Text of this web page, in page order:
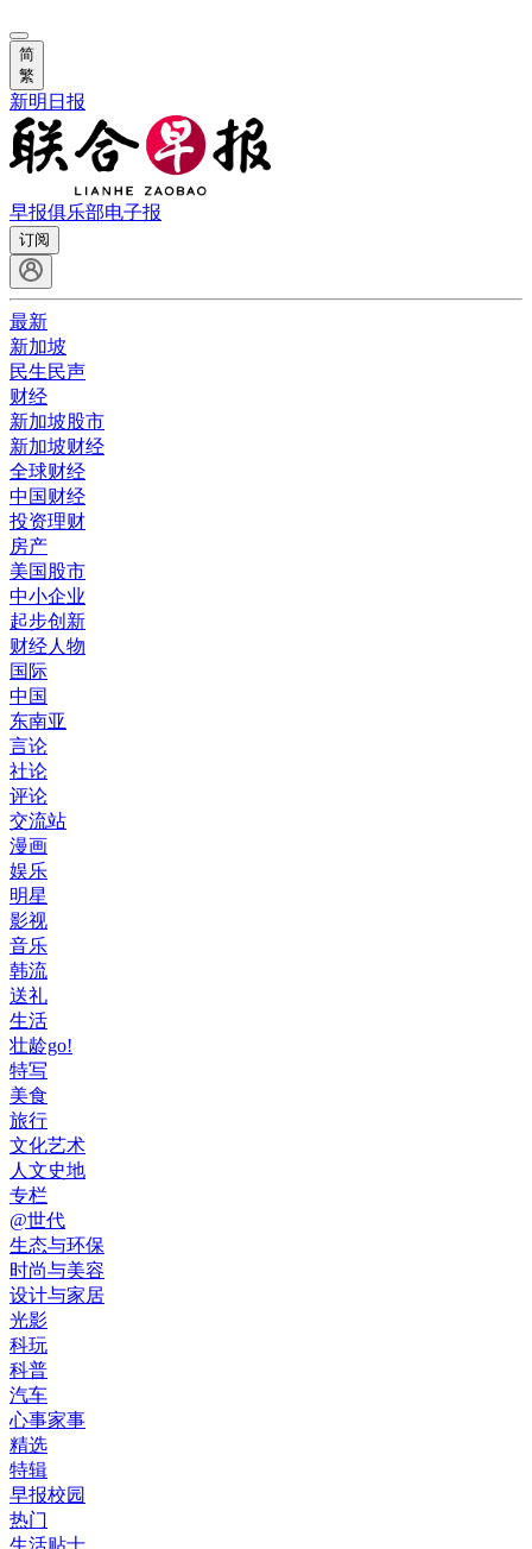
简
繁
新明日报
早报俱乐部电子报
订阅
最新
新加坡
民生民声
财经
新加坡股市
新加坡财经
全球财经
中国财经
投资理财
房产
美国股市
中小企业
起步创新
财经人物
国际
中国
东南亚
言论
社论
评论
交流站
漫画
娱乐
明星
影视
音乐
韩流
送礼
生活
壮龄go!
特写
美食
旅行
文化艺术
人文史地
专栏
@世代
生态与环保
时尚与美容
设计与家居
光影
科玩
科普
汽车
心事家事
精选
特辑
早报校园
热门
生活贴士